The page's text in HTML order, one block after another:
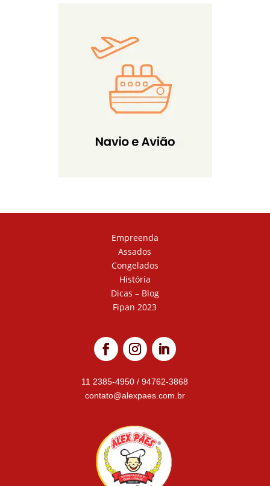
Empreenda
Assados
Congelados
História
Dicas – Blog
Fipan 2023
11 2385-4950/ 94762-3868
contato@alexpaes.com.br